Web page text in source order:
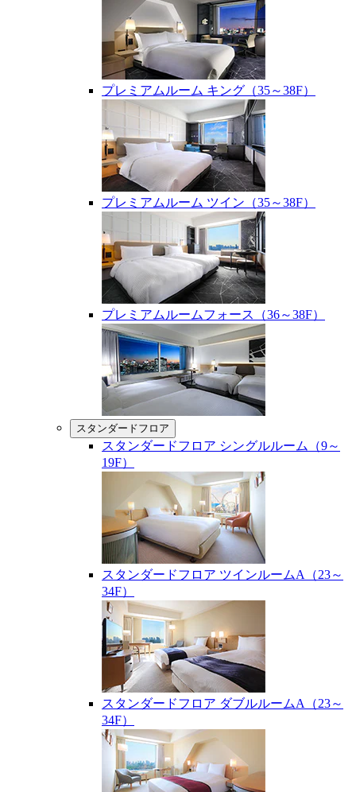
プレミアムルーム キング（35～38F）
プレミアムルーム ツイン（35～38F）
プレミアムルームフォース（36～38F）
スタンダードフロア
スタンダードフロア シングルルーム（9～
19F）
スタンダードフロア ツインルームA（23～
34F）
スタンダードフロア ダブルルームA（23～
34F）